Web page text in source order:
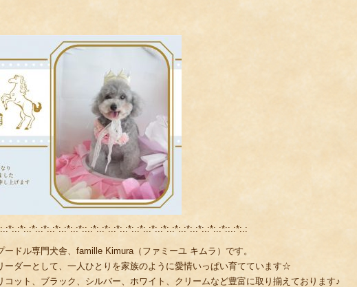
ドル専門犬舎、famille Kimura（ファミーユ キムラ）です。
ーダーとして、一人ひとりを家族のように愛情いっぱい育てています☆
コット、ブラック、シルバー、ホワイト、クリームなど豊富に取り揃えております♪